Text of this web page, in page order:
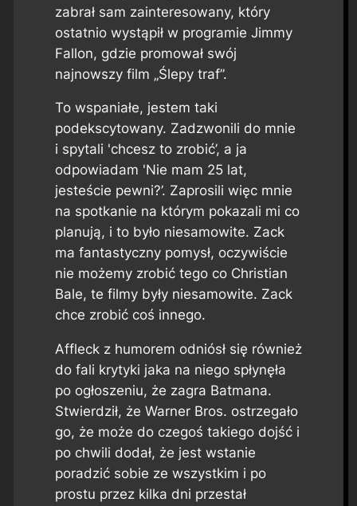
zabrał sam zainteresowany, który
ostatnio wystąpił w programie Jimmy
Fallon, gdzie promował swój
najnowszy film „Ślepy traf”.
To wspaniałe, jestem taki
podekscytowany. Zadzwonili do mnie
i spytali 'chcesz to zrobić’, a ja
odpowiadam 'Nie mam 25 lat,
jesteście pewni?’. Zaprosili więc mnie
na spotkanie na którym pokazali mi co
planują, i to było niesamowite. Zack
ma fantastyczny pomysł, oczywiście
nie możemy zrobić tego co Christian
Bale, te filmy były niesamowite. Zack
chce zrobić coś innego.
Affleck z humorem odniósł się również
do fali krytyki jaka na niego spłynęła
po ogłoszeniu, że zagra Batmana.
Stwierdził, że Warner Bros. ostrzegało
go, że może do czegoś takiego dojść i
po chwili dodał, że jest wstanie
poradzić sobie ze wszystkim i po
prostu przez kilka dni przestał